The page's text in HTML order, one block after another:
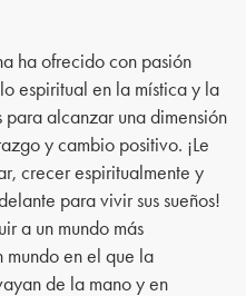
ha ofrecido con pasión
espiritual en la mística y la
alcanzar una dimensión
y cambio positivo. ¡Le
crecer espiritualmente y
para vivir sus sueños!
a un mundo más
mundo en el que la
de la mano y en